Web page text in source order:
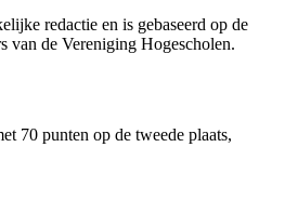
redactie en is gebaseerd op de
van de Vereniging Hogescholen.
70 punten op de tweede plaats,